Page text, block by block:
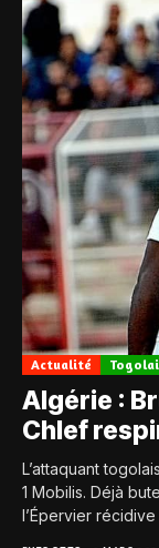
Actualité
Algérie :
Chlef
L’attaquant
1 Mobilis. Déjà
l’Épervier